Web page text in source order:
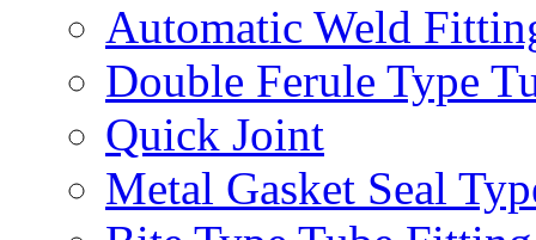
Automatic Weld
Double Ferule Type
Quick Joint
Metal Gasket Seal